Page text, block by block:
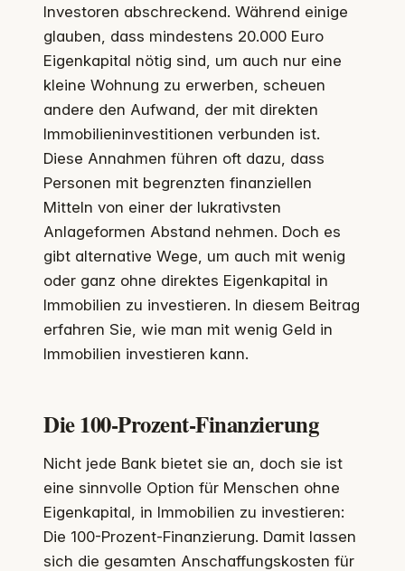
Investoren abschreckend. Während einige
glauben, dass mindestens 20.000 Euro
Eigenkapital nötig sind, um auch nur eine
kleine Wohnung zu erwerben, scheuen
andere den Aufwand, der mit direkten
Immobilieninvestitionen verbunden ist.
Diese Annahmen führen oft dazu, dass
Personen mit begrenzten finanziellen
Mitteln von einer der lukrativsten
Anlageformen Abstand nehmen. Doch es
gibt alternative Wege, um auch mit wenig
oder ganz ohne direktes Eigenkapital in
Immobilien zu investieren. In diesem Beitrag
erfahren Sie, wie man mit wenig Geld in
Immobilien investieren kann.
Die 100-Prozent-Finanzierung
Nicht jede Bank bietet sie an, doch sie ist
eine sinnvolle Option für Menschen ohne
Eigenkapital, in Immobilien zu investieren:
Die 100-Prozent-Finanzierung. Damit lassen
sich die gesamten Anschaffungskosten für